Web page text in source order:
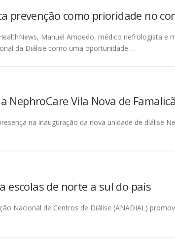
prevenção como prioridade no
Manuel Amoedo, médico nefrologista e
da Diálise como uma oportunidade …
NephroCare Vila Nova de
na inauguração da nova unidade de diálise
escolas de norte a sul do país
Nacional de Centros de Diálise (ANADIAL)